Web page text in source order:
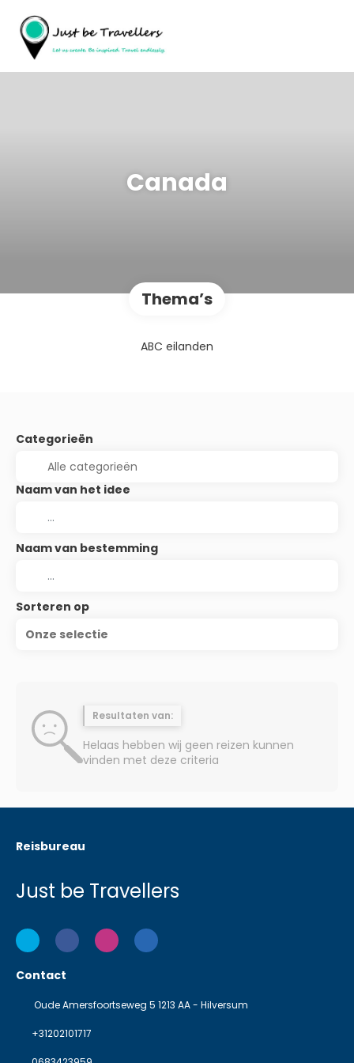
Canada
Thema’s
ABC eilanden
Categorieën
Naam van het idee
Naam van bestemming
Sorteren op
Onze selectie
Resultaten van:
Helaas hebben wij geen reizen kunnen
vinden met deze criteria
Reisbureau
Just be Travellers
Contact
Oude Amersfoortseweg 5 1213 AA - Hilversum
+31202101717